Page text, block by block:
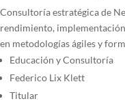
Consultoría estratégica de
rendimiento,
en metodologías ágiles y
Educación y Consultoría
Federico Lix Klett
Titular